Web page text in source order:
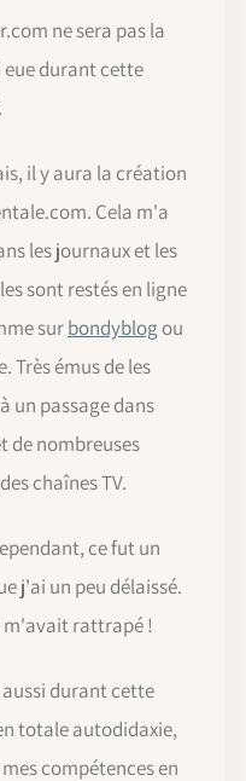
ne sera pas la
eue durant cette
il y aura la création
Cela m'a
les journaux et les
sont restés en ligne
surbondyblog ou
Très émus de les
un passage dans
de nombreuses
chaînes TV.
ce fut un
j'ai un peu délaissé.
m'avait rattrapé !
durant cette
totale autodidaxie,
compétences en